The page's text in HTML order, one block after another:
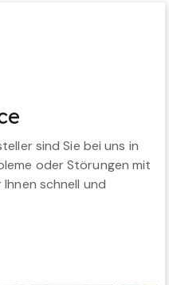
sind Sie bei uns in
oder Störungen mit
schnell und